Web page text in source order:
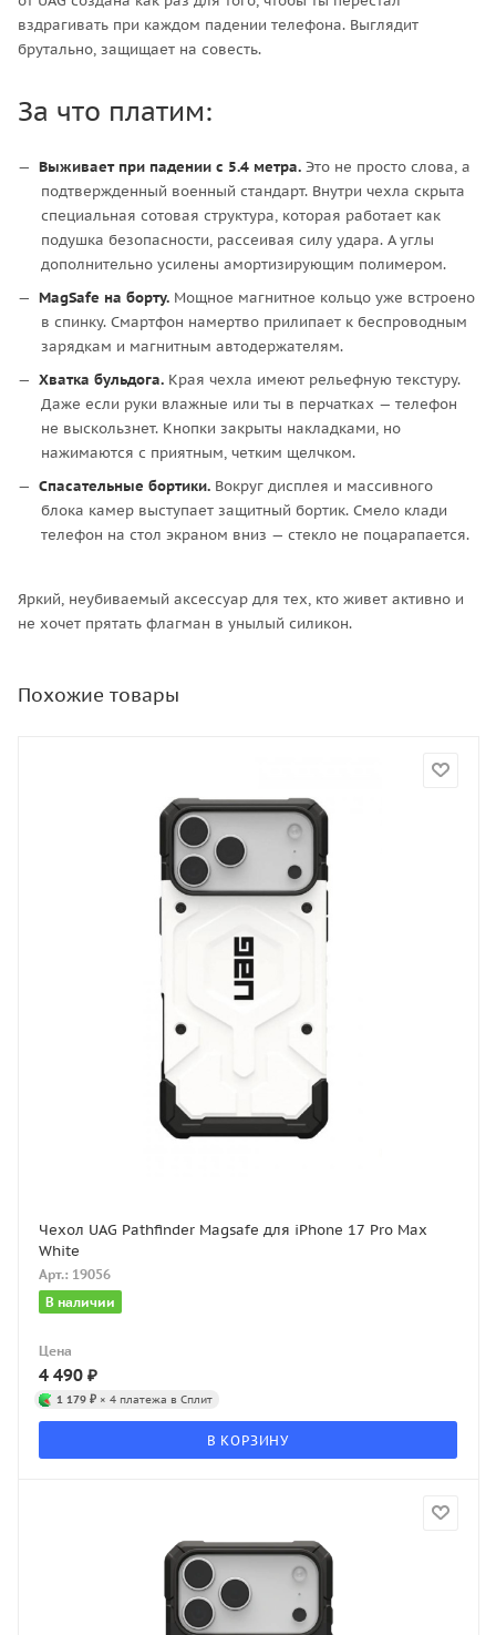
вздрагивать при каждом падении телефона. Выглядит
брутально, защищает на совесть.
За что платим:
Выживает при падении с 5.4 метра. Это не просто слова, а
подтвержденный военный стандарт. Внутри чехла скрыта
специальная сотовая структура, которая работает как
подушка безопасности, рассеивая силу удара. А углы
дополнительно усилены амортизирующим полимером.
MagSafe на борту. Мощное магнитное кольцо уже встроено
в спинку. Смартфон намертво прилипает к беспроводным
зарядкам и магнитным автодержателям.
Хватка бульдога. Края чехла имеют рельефную текстуру.
Даже если руки влажные или ты в перчатках — телефон
не выскользнет. Кнопки закрыты накладками, но
нажимаются с приятным, четким щелчком.
Спасательные бортики. Вокруг дисплея и массивного
блока камер выступает защитный бортик. Смело клади
телефон на стол экраном вниз — стекло не поцарапается.
Яркий, неубиваемый аксессуар для тех, кто живет активно и
не хочет прятать флагман в унылый силикон.
Похожие товары
Чехол UAG Pathfinder Magsafe для iPhone 17 Pro Max
White
Арт.: 19056
В наличии
Цена
4 490 ₽
1 179 ₽ × 4 платежа в Сплит
В КОРЗИНУ